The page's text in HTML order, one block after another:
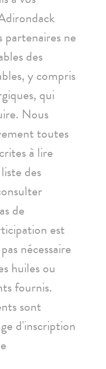
partenaires ne
des
y compris
qui
Nous
toutes
à lire
des
de
est
nécessaire
huiles ou
fournis.
sont
d'inscription